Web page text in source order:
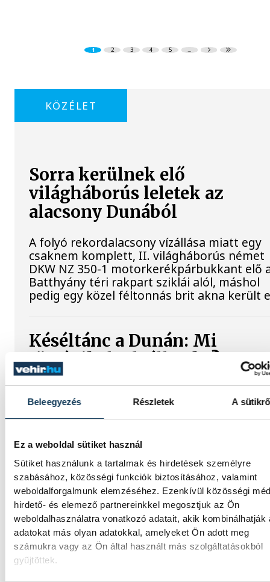
Beleegyezés Részletek A
Ez a weboldal sütiket használ
Sütiket használunk a tartalmak és hirdetések személyre
szabásához, közösségi funkciók biztosításához, valamint
weboldalforgalmunk elemzéséhez. Ezenkívül közösségi
hirdető- és elemező partnereinkkel megosztjuk az Ön
weboldalhasználatra vonatkozó adatait, akik kombinálhatják
adatokat más olyan adatokkal, amelyeket Ön adott meg
számukra vagy az Ön által használt más szolgáltatásokból
gyűjtöttek.
1 2 3 4 5 ...
KÖZÉLET
Sorra kerülnek elő
világháborús leletek az
alacsony Dunából
A folyó rekordalacsony vízállása miatt egy
csaknem komplett, II. világháborús német
DKW NZ 350-1 motorkerékpárbukkant elő
Batthyány téri rakpart sziklái alól, máshol
pedig egy közel féltonnás brit akna került
Késéltánc a Dunán: Mi
történik, ha leáll Paks?
Mártha Imre, az MVM Zrt. egykori
vezérigazgatója ATV-n Rónai Egonnak
interjújában vázolta fel a Paksi Atomerőmű
szakember, aki korábban éveken át felelt a
hazai energetikai fejlesztésekért és a paksi
blokkok működéséért, arra figyelmeztet:
erőmű olyan üzemállapotban van, amelyre
eredetileg nem tervezték.
A Tisza-frakció
kezdeményezte, hogy jövő